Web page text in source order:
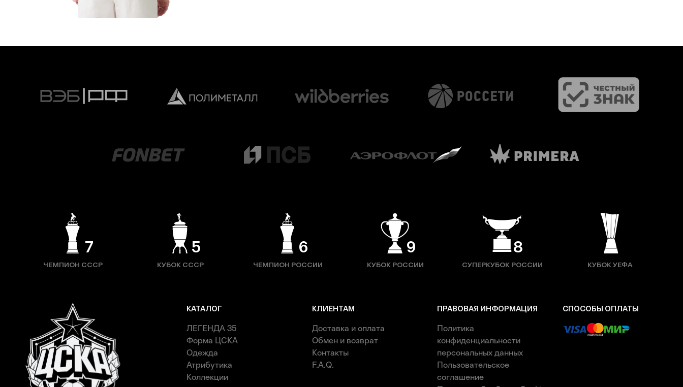
7
ЧЕМПИОН СССР
5
КУБОК СССР
6
ЧЕМПИОН РОССИИ
9
КУБОК РОССИИ
8
СУПЕРКУБОК РОССИИ КУБОК УЕФА
КАТАЛОГ
ЛЕГЕНДА 35
Форма ЦСКА
Одежда
Атрибутика
Коллекции
КЛИЕНТАМ
Доставка и оплата
Обмен и возврат
Контакты
F.A.Q.
ПРАВОВАЯ ИНФОРМАЦИЯ
Политика
конфиденциальности
персональных данных
Пользовательское
соглашение
СПОСОБЫ ОПЛАТЫ